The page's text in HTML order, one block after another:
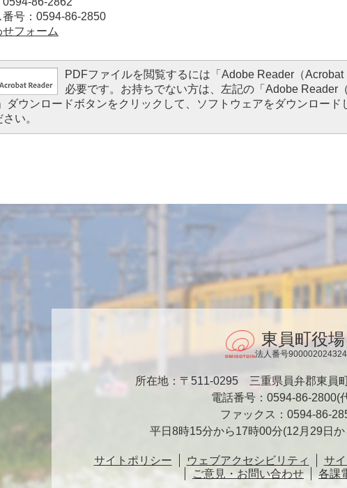
番号：0594-86-2850
フォーム
PDFファイルを閲覧するには「Adobe Reader（
必要です。お持ちでない方は、左記の「Adobe Reader
ダウンロードボタンをクリックして、ソフトウェアをダウンロード
い。
東員町役場
法人番号
所在地：〒511-0295 三重県員弁郡東員
電話番号：0594-86-2800(
ファックス：0594-86-
平日8時15分から17時00分(12月29日
サイトポリシー ウェブアクセシビリティ サ
ご意見・お問い合わせ
各課